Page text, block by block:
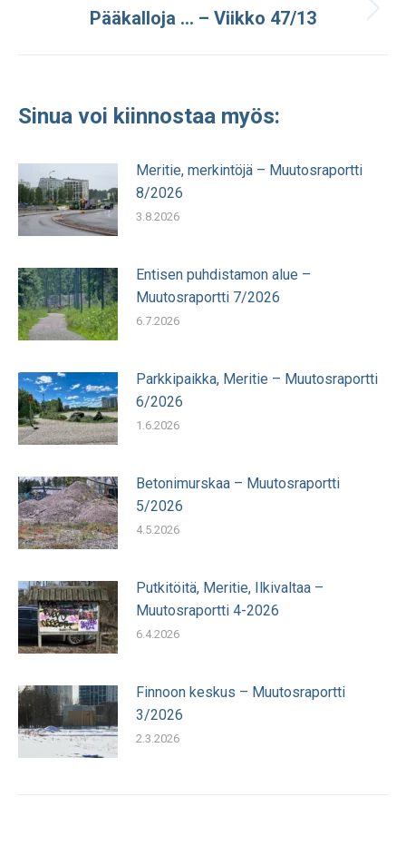
Seuraava
Pääkalloja … – Viikko 47/13
Sinua voi kiinnostaa myös:
Meritie, merkintöjä – Muutosraportti
8/2026
3.8.2026
Entisen puhdistamon alue –
Muutosraportti 7/2026
6.7.2026
Parkkipaikka, Meritie – Muutosraportti
6/2026
1.6.2026
Betonimurskaa – Muutosraportti
5/2026
4.5.2026
Putkitöitä, Meritie, Ilkivaltaa –
Muutosraportti 4-2026
6.4.2026
Finnoon keskus – Muutosraportti
3/2026
2.3.2026